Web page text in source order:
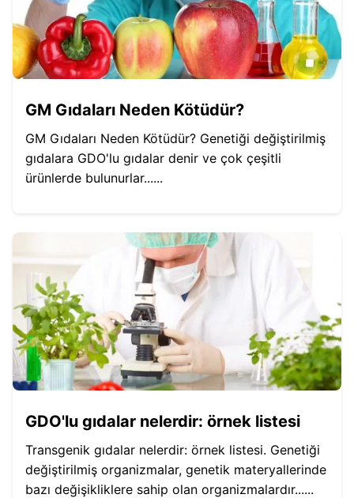
GM Gıdaları Neden Kötüdür?
GM Gıdaları Neden Kötüdür? Genetiği değiştirilmiş
gıdalara GDO'lu gıdalar denir ve çok çeşitli
ürünlerde bulunurlar......
GDO'lu gıdalar nelerdir: örnek listesi
Transgenik gıdalar nelerdir: örnek listesi. Genetiği
değiştirilmiş organizmalar, genetik materyallerinde
bazı değişikliklere sahip olan organizmalardır......